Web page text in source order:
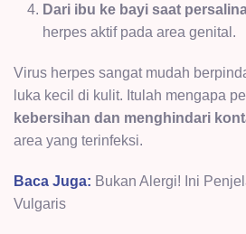
Dari ibu ke bayi saat
herpes aktif pada area genital.
Virus herpes sangat mudah
luka kecil di kulit. Itulah mengapa
kebersihan dan menghindari
area yang terinfeksi.
Baca Juga: Bukan Alergi! Ini
Vulgaris